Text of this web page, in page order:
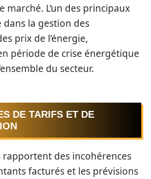
marché. L’un des principaux
dans la gestion des
prix de l’énergie,
période de crise énergétique
du secteur.
DE TARIFS ET DE
rapportent des incohérences
facturés et les prévisions